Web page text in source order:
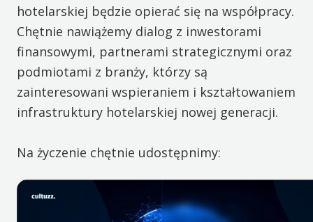
hotelarskiej będzie opierać się na współpracy.
Chętnie nawiążemy dialog z inwestorami
finansowymi, partnerami strategicznymi oraz
podmiotami z branży, którzy są
zainteresowani wspieraniem i kształtowaniem
infrastruktury hotelarskiej nowej generacji.
Na życzenie chętnie udostępnimy: